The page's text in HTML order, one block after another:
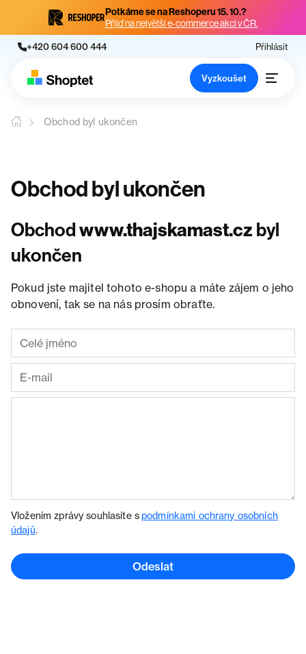
Potkáme se na Reshoperu 15. 10.?
Přijď na největší e-commerce akci v ČR.
+420 604 600 444 Přihlásit
Vyzkoušet
Obchod byl ukončen
Obchod byl ukončen
Obchodwww.thajskamast.cz byl
ukončen
Pokud jste majitel tohoto e-shopu a máte zájem o jeho
obnovení, tak se na nás prosím obraťte.
Vložením zprávy souhlasíte spodmínkami ochrany osobních
údajů.
Odeslat